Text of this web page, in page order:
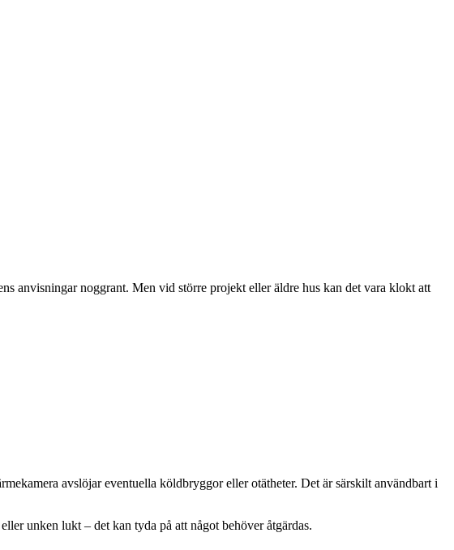
anvisningar noggrant. Men vid större projekt eller äldre hus kan det vara klokt att
avslöjar eventuella köldbryggor eller otätheter. Det är särskilt användbart i
unken lukt – det kan tyda på att något behöver åtgärdas.